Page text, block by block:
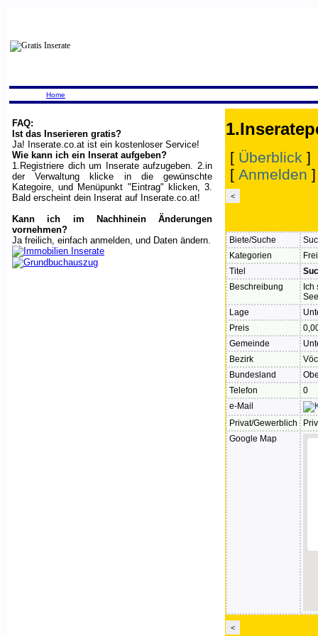
Home
FAQ:
Ist das Inserieren gratis?
Ja! Inserate.co.at ist ein kostenloser Service!
Wie kann ich ein Inserat aufgeben?
1.Registriere dich um Inserate aufzugeben. 2.in
der Verwaltung klicke in die gewünschte
Kategoire, und Menüpunkt "Eintrag" klicken, 3.
Bald erscheint dein Inserat auf Inserate.co.at!
Kann ich im Nachhinein Änderungen
vornehmen?
Ja freilich, einfach anmelden, und Daten ändern.
[ Überblick ]
[ Anmelden
<
Biete/Suche
Kategorien
Titel
Beschreibung
Lage
Preis
Gemeinde
Bezirk
Bundesland
Telefon
0
e-Mail
Privat/Gewerblich
Google Map
<